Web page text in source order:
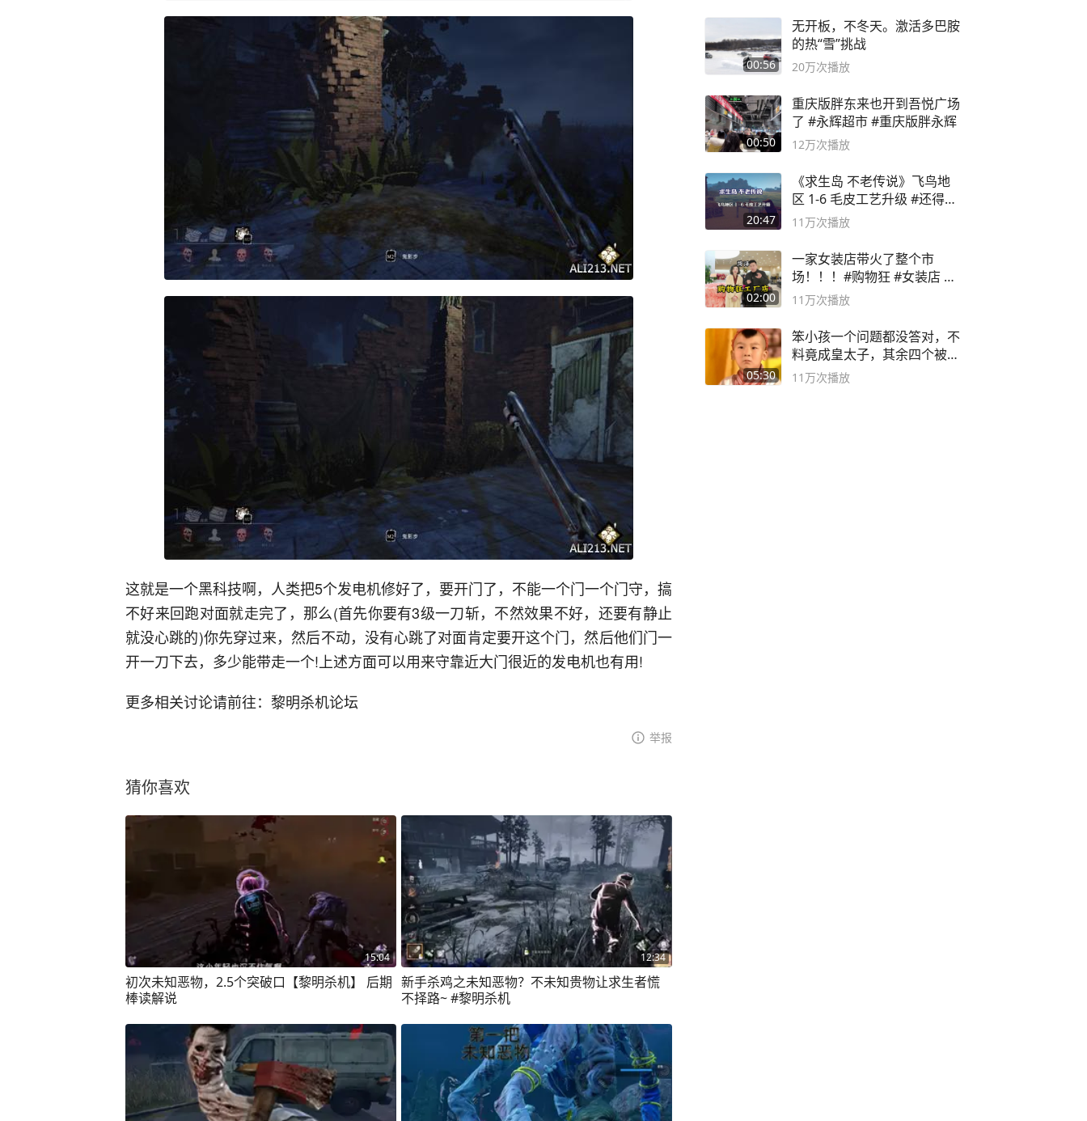
这就是一个黑科技啊，人类把5个发电机修好了，要开门了，不能一个门一个门守，搞
不好来回跑对面就走完了，那么(首先你要有3级一刀斩，不然效果不好，还要有静止
就没心跳的)你先穿过来，然后不动，没有心跳了对面肯定要开这个门，然后他们门一
开一刀下去，多少能带走一个!上述方面可以用来守靠近大门很近的发电机也有用!
更多相关讨论请前往：黎明杀机论坛
举报
猜你喜欢
15:04
初次未知恶物，2.5个突破口【黎明杀机】 后期
棒读解说
12:34
新手杀鸡之未知恶物？不未知贵物让求生者慌
不择路~ #黎明杀机
00:56
无开板，不冬天。激活多巴胺
的热“雪”挑战
20万次播放
00:50
重庆版胖东来也开到吾悦广场
了 #永辉超市 #重庆版胖永辉
12万次播放
20:47
《求生岛 不老传说》飞鸟地
区 1-6 毛皮工艺升级 #还得是
主机大作
11万次播放
02:00
一家女装店带火了整个市
场！！！#购物狂 #女装店 #
高品质女装
11万次播放
05:30
笨小孩一个问题都没答对，不
料竟成皇太子，其余四个被处
死
11万次播放